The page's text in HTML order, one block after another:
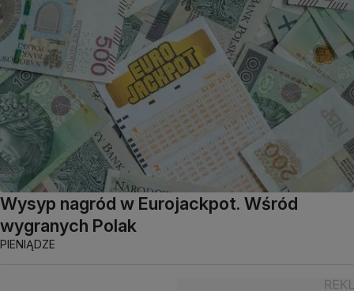
Wysyp nagród w Eurojackpot. Wśród
wygranych Polak
PIENIĄDZE